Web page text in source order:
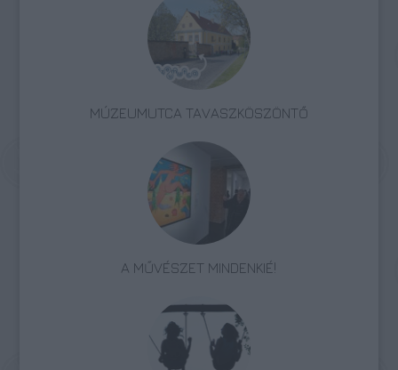
MÚZEUMUTCA TAVASZKÖSZÖNTŐ
A MŰVÉSZET MINDENKIÉ!